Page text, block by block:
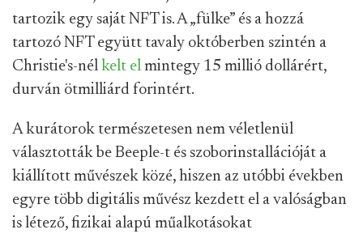
tartozik egy saját NFT is. A „fülke” és a hozzá
tartozó NFT együtt tavaly októberben szintén a
Christie's-nél kelt el mintegy 15 millió dollárért,
durván ötmilliárd forintért.
A kurátorok természetesen nem véletlenül
választották be Beeple-t és szoborinstallációját a
kiállított művészek közé, hiszen az utóbbi években
egyre több digitális művész kezdett el a valóságban
is létező, fizikai alapú műalkotásokat